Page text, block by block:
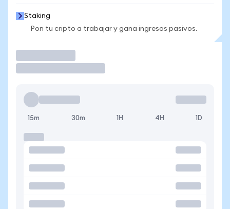
Staking
Pon tu cripto a trabajar y gana ingresos pasivos.
15m 30m 1H 4H 1D